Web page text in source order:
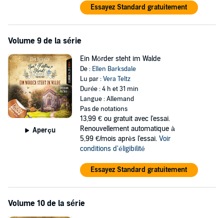
Essayez Standard gratuitement
Volume 9 de la série
Aperçu
Ein Mörder steht im Walde
De : Ellen Barksdale
Lu par :Vera Teltz
Durée : 4 h et 31 min
Langue : Allemand
Pas de notations
13,99 € ou gratuit avec l'essai.
Renouvellement automatique à
5,99 €/mois après l'essai. Voir
conditions d'éligibilité
Essayez Standard gratuitement
Volume 10 de la série